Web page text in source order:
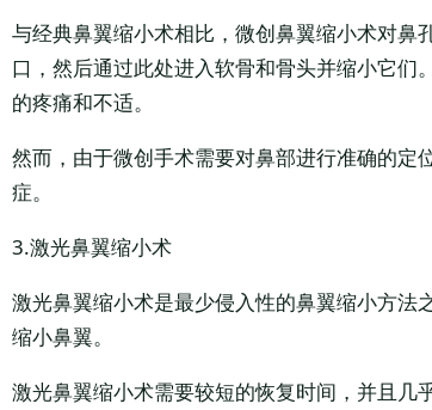
与经典鼻翼缩小术相比，微创鼻翼缩小术对鼻
口，然后通过此处进入软骨和骨头并缩小它
的疼痛和不适。
然而，由于微创手术需要对鼻部进行准确的
症。
3.激光鼻翼缩小术
激光鼻翼缩小术是最少侵入性的鼻翼缩小方
缩小鼻翼。
激光鼻翼缩小术需要较短的恢复时间，并且